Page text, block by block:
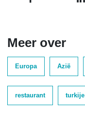
Meer over
Europa Azië
restaurant turkije